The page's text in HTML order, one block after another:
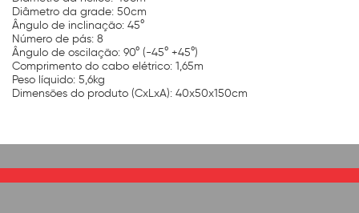
Diâmetro da grade: 50cm
Ângulo de inclinação: 45°
Número de pás: 8
Ângulo de oscilação: 90° (-45° +45°)
Comprimento do cabo elétrico: 1,65m
Peso líquido: 5,6kg
Dimensões do produto (CxLxA): 40x50x150cm